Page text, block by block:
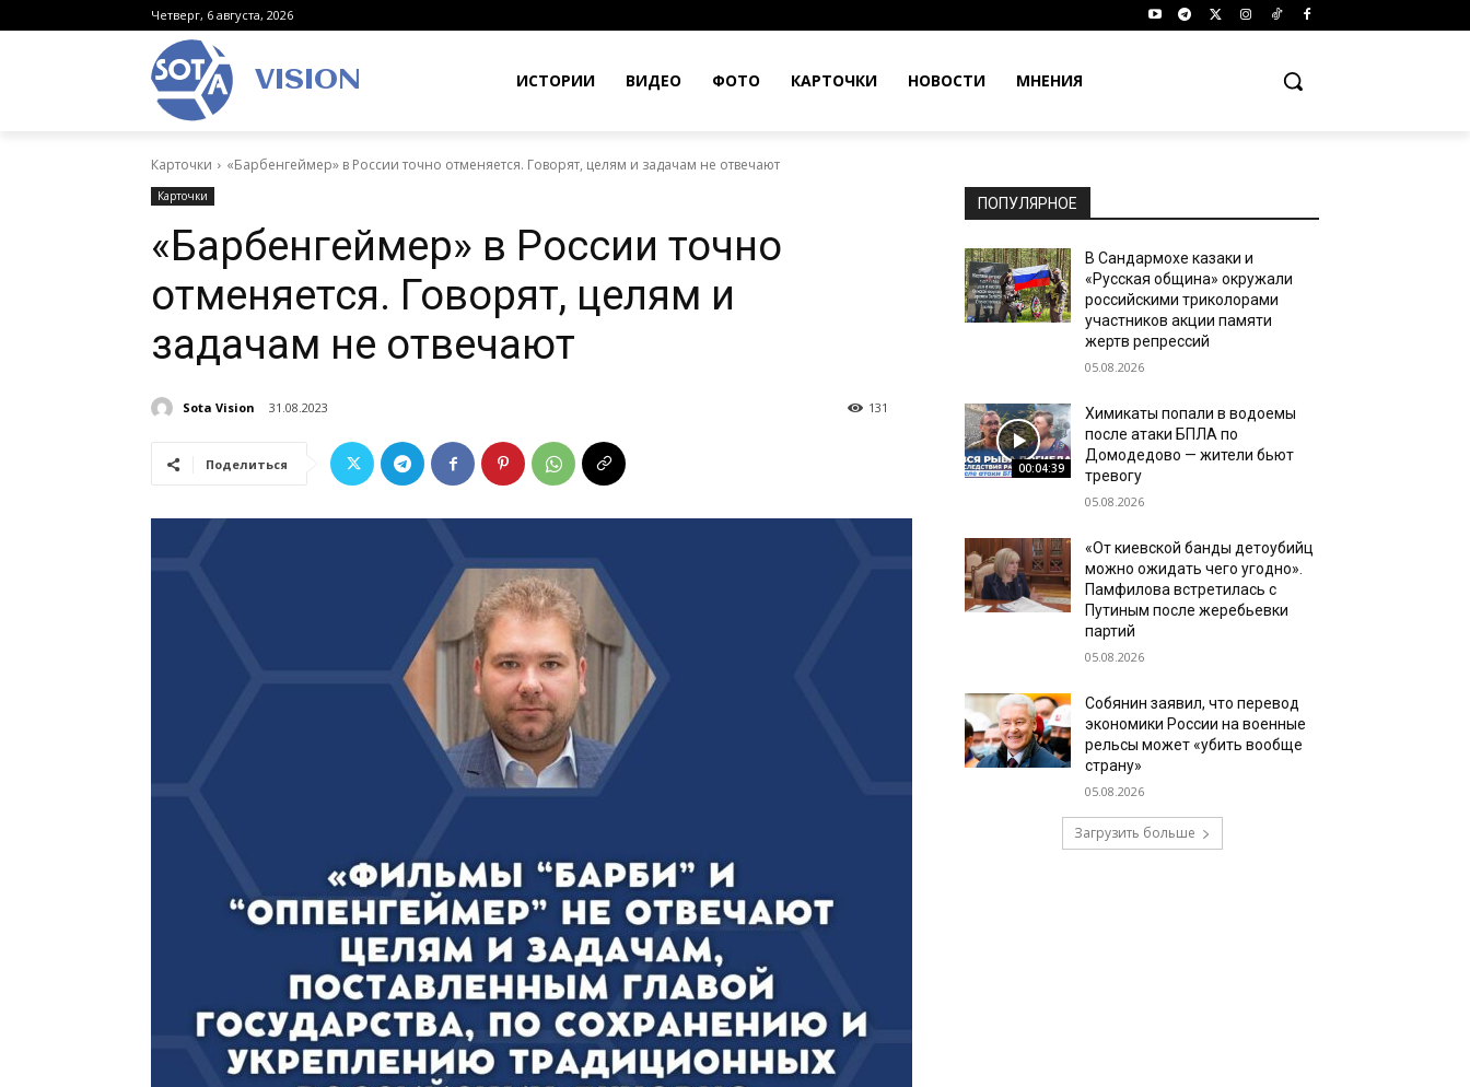
Четверг, 6 августа, 2026
VISION ИСТОРИИ ВИДЕО ФОТО КАРТОЧКИ НОВОСТИ МНЕНИЯ
Карточки «Барбенгеймер» в России точно отменяется. Говорят, целям и задачам не отвечают
Карточки
«Барбенгеймер» в России точно
отменяется. Говорят, целям и
задачам не отвечают
Sota Vision 31.08.2023 131
Поделиться
ПОПУЛЯРНОЕ
В Сандармохе казаки и
«Русская община» окружали
российскими триколорами
участников акции памяти
жертв репрессий
05.08.2026
00:04:39
Химикаты попали в водоемы
после атаки БПЛА по
Домодедово — жители бьют
тревогу
05.08.2026
«От киевской банды детоубийц
можно ожидать чего угодно».
Памфилова встретилась с
Путиным после жеребьевки
партий
05.08.2026
Собянин заявил, что перевод
экономики России на военные
рельсы может «убить вообще
страну»
05.08.2026
Загрузить больше